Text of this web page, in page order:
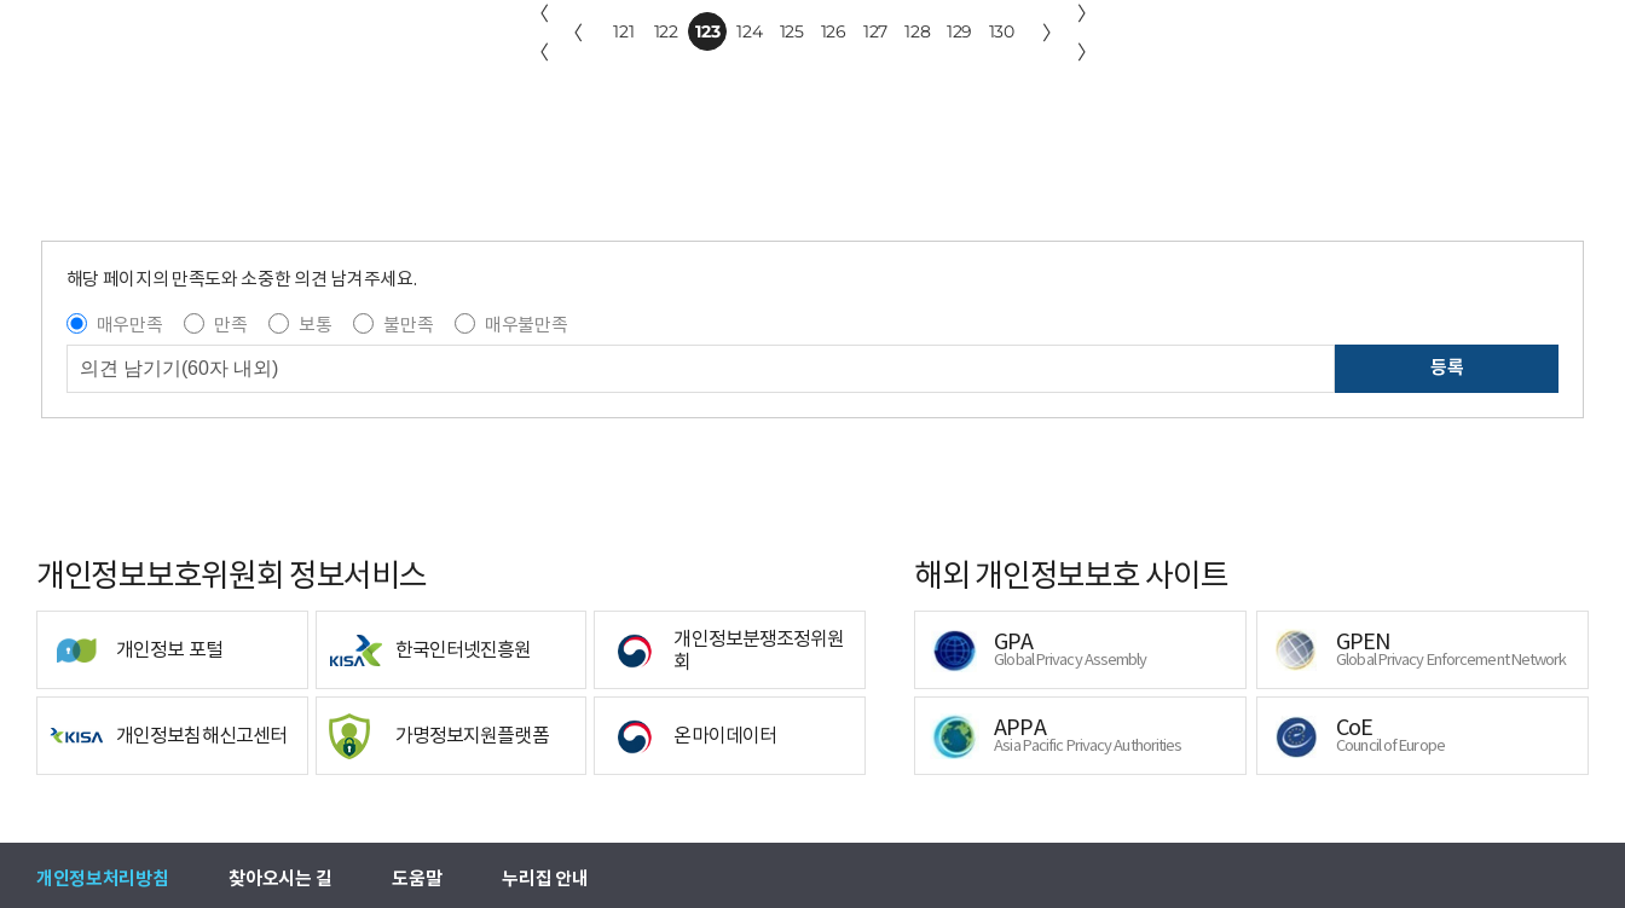
〈
〈
〈 121 122 123 124 125 126 127 128 129 130 〉
〉
〉
해당 페이지의 만족도와 소중한 의견 남겨주세요.
매우만족
만족 보통 불만족
매우불만족
등록
개인정보보호위원회 정보서비스
개인정보 포털 한국인터넷진흥원
개인정보분쟁조정위원
회
개인정보침해신고센터 가명정보지원플랫폼 온마이데이터
해외 개인정보보호 사이트
GPA
Global Privacy Assembly
GPEN
Global Privacy Enforcement Network
APPA
Asia Pacific Privacy Authorities
CoE
Council of Europe
개인정보처리방침 찾아오시는 길 도움말 누리집 안내